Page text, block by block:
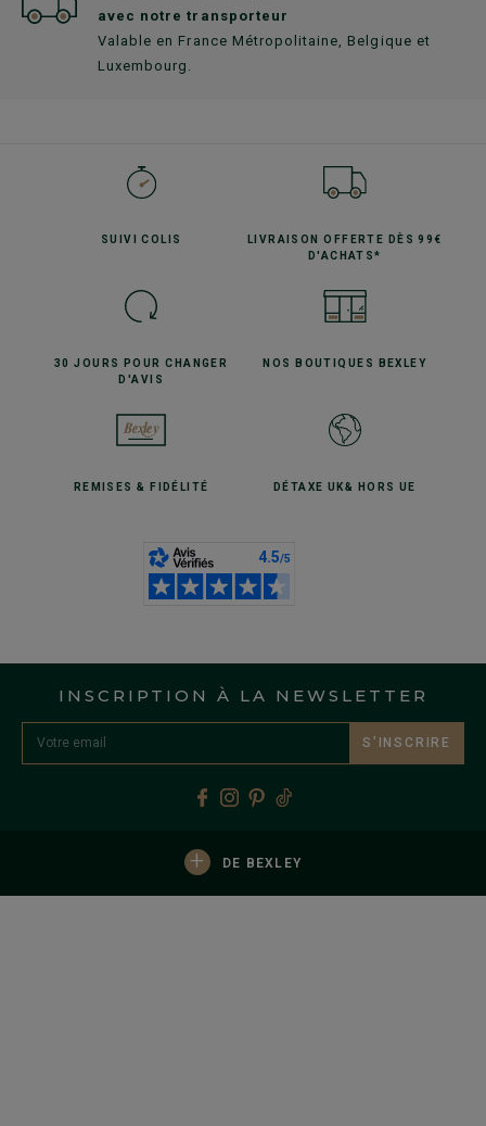
avec notre transporteur
Valable en France Métropolitaine, Belgique et
Luxembourg.
SUIVICOLIS LIVRAISON OFFERTE
DÈS 99€
D'ACHATS*
30 JOURS POURCHANGER
D'AVIS
NOS BOUTIQUES BEXLEY
REMISES& FIDÉLITÉ DÉTAXE UK& HORS UE
INSCRIPTION À LA NEWSLETTER
S’INSCRIRE
+ DE BEXLEY